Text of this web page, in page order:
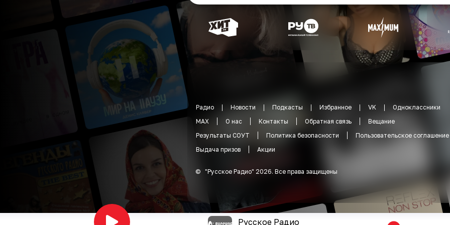
Радио Новости Подкасты Избранное VK
Одноклассники
MAX
О нас Контакты Обратная связь
Вещание
Результаты СОУТ
Политика безопасности
Пользовательское соглашение
Выдача призов
Акции
© "Русское Радио" 2026. Все права защищены
Русское Радио